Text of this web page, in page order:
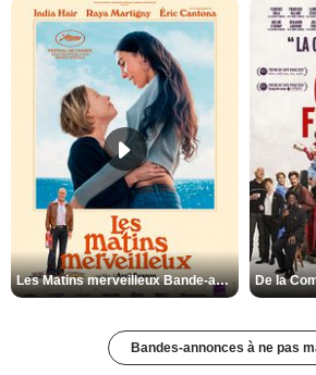
Les Matins merveilleux Bande-annonce VF
Bandes-annonces à ne pas